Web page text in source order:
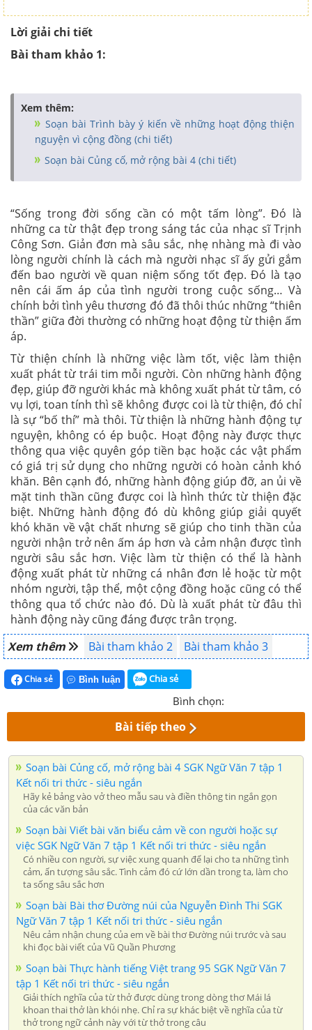
Lời giải chi tiết
Bài tham khảo 1:
Xem thêm:
Soạn bài Trình bày ý kiến về những hoạt động thiện
nguyện vì cộng đồng (chi tiết)
Soạn bài Củng cố, mở rộng bài 4 (chi tiết)
“Sống trong đời sống cần có một tấm lòng”. Đó là
những ca từ thật đẹp trong sáng tác của nhạc sĩ Trịnh
Công Sơn. Giản đơn mà sâu sắc, nhẹ nhàng mà đi vào
lòng người chính là cách mà người nhạc sĩ ấy gửi gắm
đến bao người về quan niệm sống tốt đẹp. Đó là tạo
nên cái ấm áp của tình người trong cuộc sống… Và
chính bởi tình yêu thương đó đã thôi thúc những “thiên
thần” giữa đời thường có những hoạt động từ thiện ấm
áp.
Từ thiện chính là những việc làm tốt, việc làm thiện
xuất phát từ trái tim mỗi người. Còn những hành động
đẹp, giúp đỡ người khác mà không xuất phát từ tâm, có
vụ lợi, toan tính thì sẽ không được coi là từ thiện, đó chỉ
là sự “bố thí” mà thôi. Từ thiện là những hành động tự
nguyện, không có ép buộc. Hoạt động này được thực
thông qua việc quyên góp tiền bạc hoặc các vật phẩm
có giá trị sử dụng cho những người có hoàn cảnh khó
khăn. Bên cạnh đó, những hành động giúp đỡ, an ủi về
mặt tinh thần cũng được coi là hình thức từ thiện đặc
biệt. Những hành động đó dù không giúp giải quyết
khó khăn về vật chất nhưng sẽ giúp cho tinh thần của
người nhận trở nên ấm áp hơn và cảm nhận được tình
người sâu sắc hơn. Việc làm từ thiện có thể là hành
động xuất phát từ những cá nhân đơn lẻ hoặc từ một
nhóm người, tập thể, một cộng đồng hoặc cũng có thể
thông qua tổ chức nào đó. Dù là xuất phát từ đâu thì
hành động này cũng đáng được trân trọng.
Xem thêm
Bài tham khảo 2 Bài tham khảo 3
Chia sẻ Bình luận Chia sẻ
Bình chọn:
Bài tiếp theo
Soạn bài Củng cố, mở rộng bài 4 SGK Ngữ Văn 7 tập 1
Kết nối tri thức - siêu ngắn
Hãy kẻ bảng vào vở theo mẫu sau và điền thông tin ngắn gọn
của các văn bản
Soạn bài Viết bài văn biểu cảm về con người hoặc sự
việc SGK Ngữ Văn 7 tập 1 Kết nối tri thức - siêu ngắn
Có nhiều con người, sự việc xung quanh để lại cho ta những tình
cảm, ấn tượng sâu sắc. Tình cảm đó cứ lớn dần trong ta, làm cho
ta sống sâu sắc hơn
Soạn bài Bài thơ Đường núi của Nguyễn Đình Thi SGK
Ngữ Văn 7 tập 1 Kết nối tri thức - siêu ngắn
Nêu cảm nhận chung của em về bài thơ Đường núi trước và sau
khi đọc bài viết của Vũ Quần Phương
Soạn bài Thực hành tiếng Việt trang 95 SGK Ngữ Văn 7
tập 1 Kết nối tri thức - siêu ngắn
Giải thích nghĩa của từ thở được dùng trong dòng thơ Mái lá
khoan thai thở làn khói nhẹ. Chỉ ra sự khác biệt về nghĩa của từ
thở trong ngữ cảnh này với từ thở trong câu